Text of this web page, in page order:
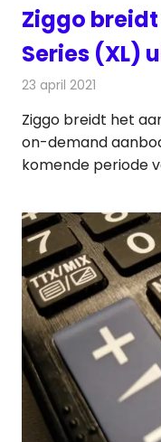
Ziggo
Series (XL)
23 april 2021
Ziggo breidt het
on-demand
komende periode